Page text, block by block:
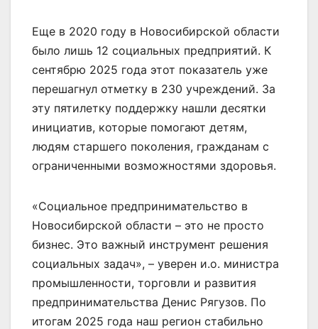
Еще в 2020 году в Новосибирской области
было лишь 12 социальных предприятий. К
сентябрю 2025 года этот показатель уже
перешагнул отметку в 230 учреждений. За
эту пятилетку поддержку нашли десятки
инициатив, которые помогают детям,
людям старшего поколения, гражданам с
ограниченными возможностями здоровья.
«Социальное предпринимательство в
Новосибирской области – это не просто
бизнес. Это важный инструмент решения
социальных задач», – уверен и.о. министра
промышленности, торговли и развития
предпринимательства Денис Рягузов. По
итогам 2025 года наш регион стабильно